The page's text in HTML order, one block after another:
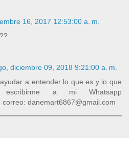
16, 2017 12:53:00 a. m.
diciembre 09, 2018 9:21:00 a. m.
a entender lo que es y lo que
escribirme a mi Whatsapp
danemart6867@gmail.com